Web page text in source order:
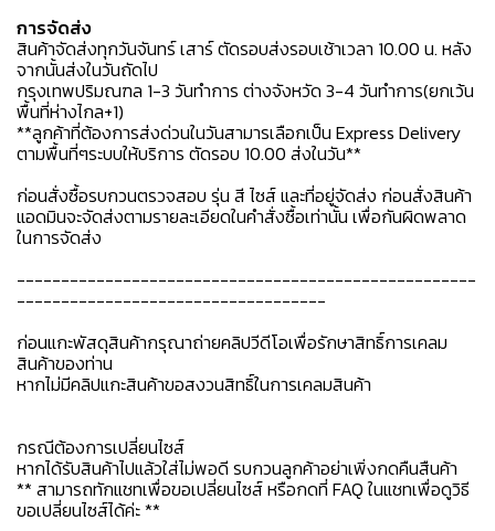
การจัดส่ง
สินค้าจัดส่งทุกวันจันทร์ เสาร์ ตัดรอบส่งรอบเช้าเวลา 10.00 น. หลัง
จากนั้นส่งในวันถัดไป
กรุงเทพปริมณฑล 1-3 วันทำการ ต่างจังหวัด 3-4 วันทำการ(ยกเว้น
พื้นที่ห่างไกล+1)
**ลูกค้าที่ต้องการส่งด่วนในวันสามารเลือกเป็น Express Delivery
ตามพื้นที่ๆระบบให้บริการ ตัดรอบ 10.00 ส่งในวัน**
ก่อนสั่งซื้อรบกวนตรวจสอบ รุ่น สี ไซส์ และที่อยู่จัดส่ง ก่อนสั่งสินค้า
แอดมินจะจัดส่งตามรายละเอียดในคำสั่งซื้อเท่านั้น เพื่อกันผิดพลาด
ในการจัดส่ง
----------------------------------------------------
-----------------------------------
ก่อนแกะพัสดุสินค้ากรุณาถ่ายคลิปวีดีโอเพื่อรักษาสิทธิ์การเคลม
สินค้าของท่าน
หากไม่มีคลิปแกะสินค้าขอสงวนสิทธิ์ในการเคลมสินค้า
กรณีต้องการเปลี่ยนไซส์
หากได้รับสินค้าไปแล้วใส่ไม่พอดี รบกวนลูกค้าอย่าเพิ่งกดคืนสืนค้า
** สามารถทักแชทเพื่อขอเปลี่ยนไซส์ หรือกดที่ FAQ ในแชทเพื่อดูวิธี
ขอเปลี่ยนไซส์ได้ค่ะ **